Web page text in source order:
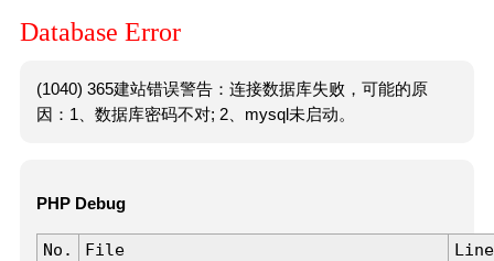
Database Error
(1040) 365建站错误警告：连接数据库失败，可能的原
因：1、数据库密码不对; 2、mysql未启动。
PHP Debug
No. File
Line